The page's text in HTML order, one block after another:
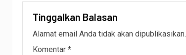
Tinggalkan Balasan
Alamat email Anda tidak akan dipublikasikan.
Komentar *